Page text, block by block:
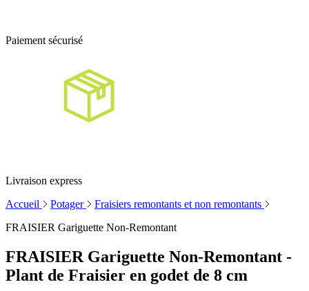
Paiement sécurisé
Livraison express
Accueil
Potager
Fraisiers remontants et non remontants
FRAISIER Gariguette Non-Remontant
FRAISIER Gariguette Non-Remontant -
Plant de Fraisier en godet de 8 cm